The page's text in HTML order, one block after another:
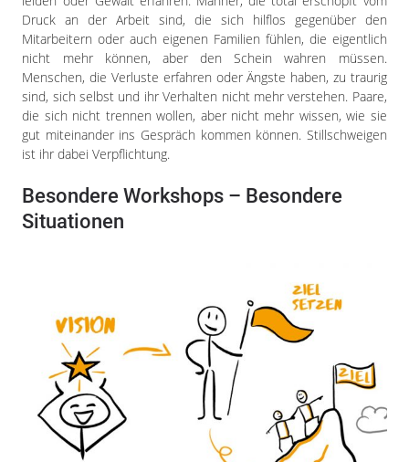
Druck an der Arbeit sind, die sich hilflos gegenüber den
Mitarbeitern oder auch eigenen Familien fühlen, die eigentlich
nicht mehr können, aber den Schein wahren müssen.
Menschen, die Verluste erfahren oder Ängste haben, zu traurig
sind, sich selbst und ihr Verhalten nicht mehr verstehen. Paare,
die sich nicht trennen wollen, aber nicht mehr wissen, wie sie
gut miteinander ins Gespräch kommen können. Stillschweigen
ist ihr dabei Verpflichtung.
Besondere Workshops – Besondere
Situationen